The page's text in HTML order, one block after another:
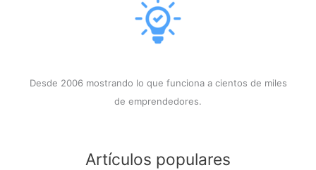
Desde 2006 mostrando lo que funciona a cientos de miles
de emprendedores.
Artículos populares